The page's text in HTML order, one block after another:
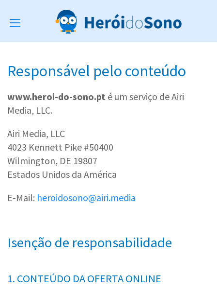
Toggle
Responsável pelo conteúdo
www.heroi-do-sono.pt é um serviço de Airi
Media, LLC.
Airi Media, LLC
4023 Kennett Pike #50400
Wilmington, DE 19807
Estados Unidos da América
E-Mail: heroidosono@airi.media
Isenção de responsabilidade
1. CONTEÚDO DA OFERTA ONLINE